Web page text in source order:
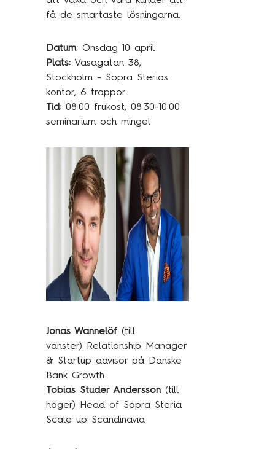
Mångfald
Våra kontor
Vår historia
Vision och kultur
Lediga tjänster
Traineeprogram
Meet the team
Pressmeddelanden
Insikter
Pressmeddelanden
Rapporter
Det digitala undret
få de smartaste lösningarna.
Datum: Onsdag 10 april
Plats:Vasagatan 38,
Stockholm - Sopra Sterias
kontor, 6 trappor
Tid:08:00 frukost, 08:30-10:00
seminarium och mingel
Jonas Wannelöf (till
vänster) Relationship Manager
& Startup advisor på Danske
Bank Growth
Tobias Studer Andersson(till
höger) Head of Sopra Steria
Scale up Scandinavia